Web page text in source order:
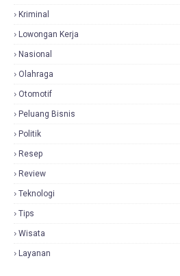
Kriminal
Lowongan Kerja
Nasional
Olahraga
Otomotif
Peluang Bisnis
Politik
Resep
Review
Teknologi
Tips
Wisata
Layanan